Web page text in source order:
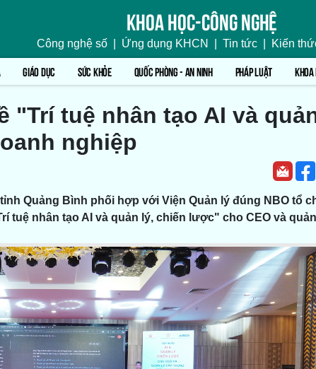
Khoa học-Công nghệ
Công nghệ số Ứng dụng KHCN Tin tức Kiến
GIÁO DỤC SỨC KHỎE QUỐC PHÒNG - AN NINH PHÁP LUẬT
"Trí tuệ nhân tạo AI và
nghiệp
Quảng Bình phối hợp với Viện Quản lý đúng NBO tổ
tuệ nhân tạo AI và quản lý, chiến lược" cho CEO và